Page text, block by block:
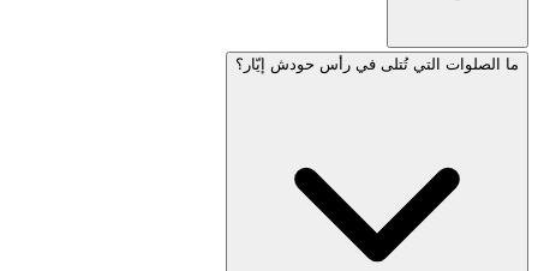
يقع شهر إيّار بأكمله ضمن فترة عدّ العومر ويحتوي على عدة أيام
يرتبط هذا الشهر بالشفاء — فالحروف العبرية لكلمة إيّار هي
اختصار لعبارة 'أني هشم روفِئخا' (أنا الرب شافيك).
ما الصلوات التي تُتلى في رأس حودش إيّار؟